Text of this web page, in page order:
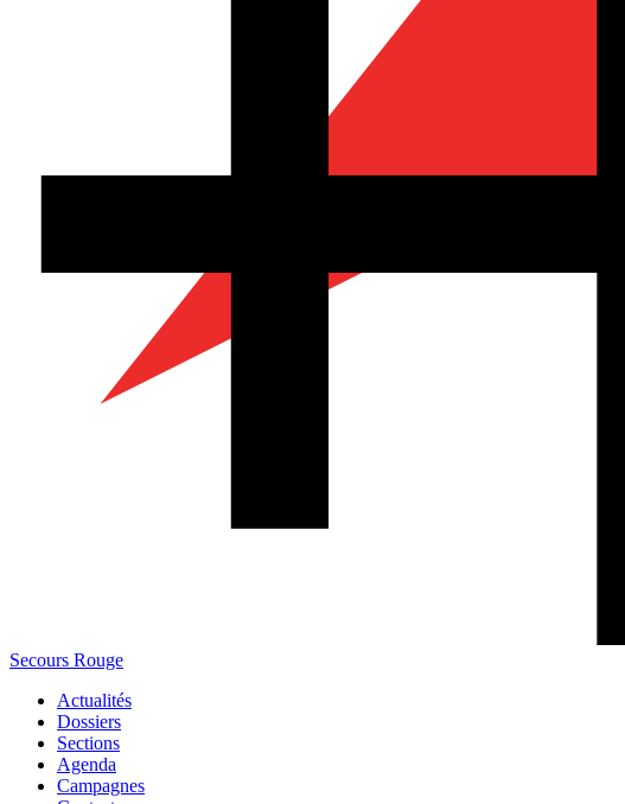
Secours Rouge
Actualités
Dossiers
Sections
Agenda
Campagnes